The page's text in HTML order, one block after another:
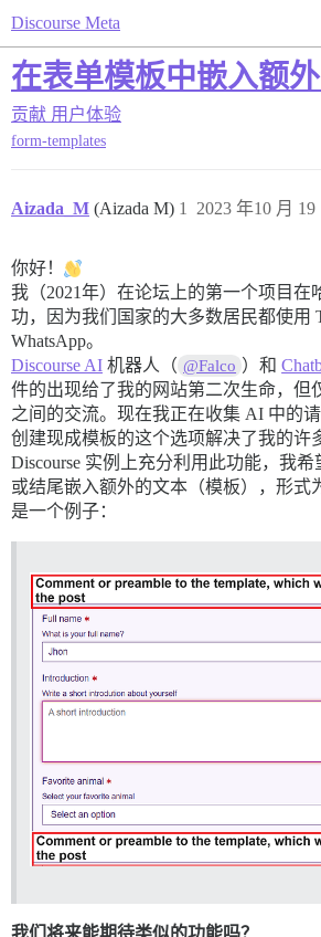
Discourse Meta
在表单模板中嵌入额
贡献 用户体验
form-templates
Aizada_M (Aizada M) 2023 年10 月 19
1
你好！
我（2021年）在论坛上的第一个项目在
功，因为我们国家的大多数居民都使用
WhatsApp。
Discourse AI 机器人（ @Falco ）和
件的出现给了我的网站第二次生命，但
之间的交流。现在我正在收集 AI 中的
创建现成模板的这个选项解决了我的许
Discourse 实例上充分利用此功能，我
或结尾嵌入额外的文本（模板），形式
是一个例子：
我们将来能期待类似的功能吗？